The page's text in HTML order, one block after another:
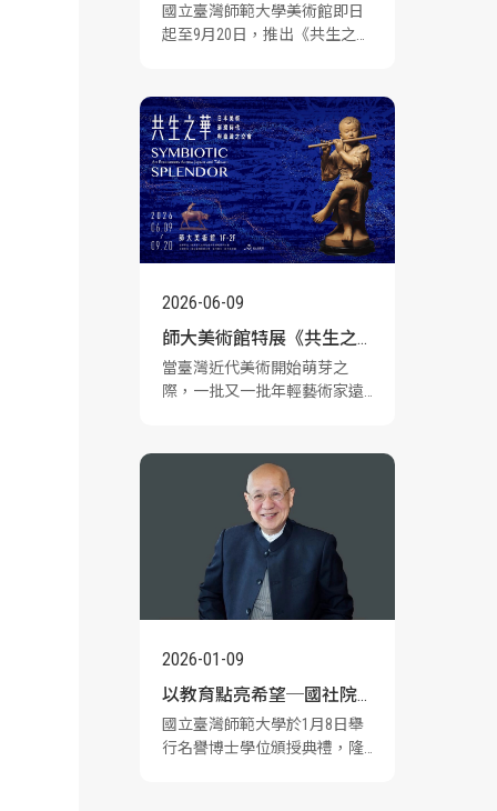
時代 師大美術館「共生之
國立臺灣師範大學美術館即日
起至9月20日，推出《共生之華
流、傳承」為核心概念，透過
近兩百件日本近代美術與工藝
作品，呈現日本美術對臺灣近
代藝術發展的深遠影響。6月15
日舉行特展開幕式，感謝各界
對展覽籌辦的支持與貢獻，吸
引文化藝術界眾多重要人士出
席，共同見證這場橫跨百年的
2026-06-09
師大美術館特展《共生之
華》重返近代臺日美術交
當臺灣近代美術開始萌芽之
際，一批又一批年輕藝術家遠
關於「美術」的時代觀念。從
東京美術學校、帝國美術展覽
會，到工藝、美術與生活融合
的文化氛圍，這些跨海而來的
養分，逐漸成為臺灣近代美術
成長的重要根基。由國立臺灣
師範大學美術館主辦的《共生
之華—日本美術璀璨時代與臺
20日於師大美術館盛大展出。
集結逾兩百件日本近代美術與
工藝作品，涵蓋日本畫、西洋
畫、木雕、金工、漆藝、七
2026-01-09
以教育點亮希望─國社院
倫景雄名譽博士與龍門勵
國立臺灣師範大學於1月8日舉
行名譽博士學位頒授典禮，隆